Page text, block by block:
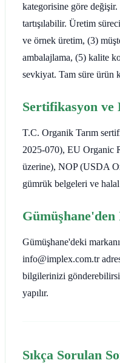
kategorisine göre
tartışılabilir. Üretim
ve örnek üretim, (3)
ambalajlama, (5) kalite
sevkiyat. Tam süre ürün
Sertifikasyon ve
T.C. Organik Tarım
2025-070), EU Organic
üzerine), NOP (USDA
gümrük belgeleri ve
Gümüşhane'deki
info@implex.com.tr
bilgilerinizi
yapılır.
Sıkça Sorulan